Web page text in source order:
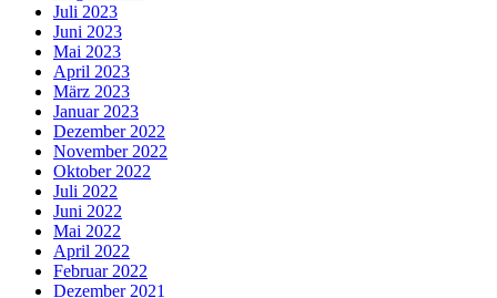
Juli 2023
Juni 2023
Mai 2023
April 2023
März 2023
Januar 2023
Dezember 2022
November 2022
Oktober 2022
Juli 2022
Juni 2022
Mai 2022
April 2022
Februar 2022
Dezember 2021